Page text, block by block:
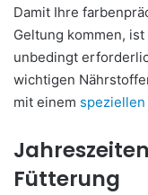
Damit Ihre
Geltung kommen, ist
unbedingt
wichtigen
mit einem
Fütterung